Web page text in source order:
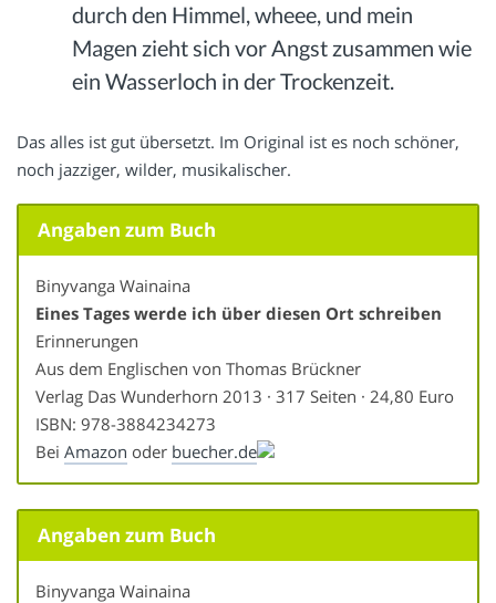
durch den Himmel, wheee, und mein
Magen zieht sich vor Angst zusammen wie
ein Wasserloch in der Trockenzeit.
Das alles ist gut übersetzt. Im Original ist es noch schöner,
noch jazziger, wilder, musikalischer.
Angaben zum Buch
Binyvanga Wainaina
Eines Tages werde ich über diesen Ort schreiben
Erinnerungen
Aus dem Englischen von Thomas Brückner
Verlag Das Wunderhorn 2013 · 317 Seiten · 24,80 Euro
ISBN: 978-3884234273
Bei Amazon oder buecher.de
Angaben zum Buch
Binyvanga Wainaina